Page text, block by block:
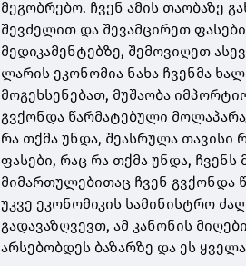
მეგობრებო. ჩვენ ამის თაობაზე
შევძელით და შევამცირეთ
მედიკამენტებზე, შემოვიღეთ
ლარის ეკონომია ნახა ჩვენმა
მოგეხსენებათ, მუშაობა
გვქონდა წარმატებული
რა თქმა უნდა, შეასრულა თავისი
ფასები, რაც რა თქმა უნდა, ჩვენს
მიმართულებითაც ჩვენ გვქონდა
უკვე ეკონომიკის სამინისტრო
გადავაზღვევთ, ამ კანონის
არსებობდეს ბაზარზე და ეს